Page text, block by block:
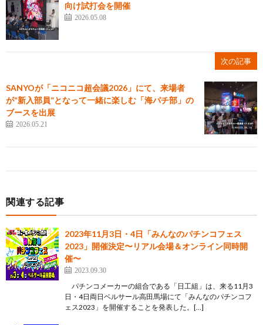
向け試打会を開催
2026.05.08
次の記事
SANYOが「ニコニコ超会議2026」にて、来場者
が“新入部員”となって一緒に楽しむ「海パチ部」の
ブースを出展
2026.05.21
関連する記事
2023年11月3日・4日「みんなのパチンコフェス
2023」開催決定〜リアル会場＆オンライン同時開
催〜
2023.09.30
パチンコメーカーの組合である「日工組」は、来る11月3
日・4日両日ベルサール高田馬場にて「みんなのパチンコフ
ェス2023」を開催することを発表した。[…]